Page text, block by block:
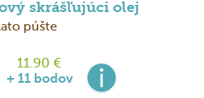
skrášľujúci olej
púšte
11.90 €
+ 11 bodov